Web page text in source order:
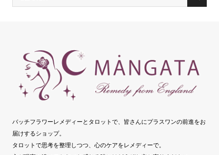
バッチフラワーレメディーとタロットで、皆さんにプラスワンの前進をお
届けするショップ。
タロットで思考を整理しつつ、心のケアをレメディーで。